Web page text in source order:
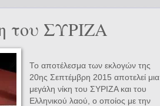
του ΣΥΡΙΖΑ
Το αποτέλεσμα των εκλογών της
20ης Σεπτέμβρη 2015 αποτελεί μια
μεγάλη νίκη του ΣΥΡΙΖΑ και του
Ελληνικού λαού, ο οποίος με την